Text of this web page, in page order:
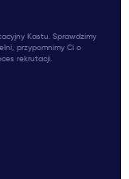
Kastu. Sprawdzimy
przypomnimy Ci o
rekrutacji.